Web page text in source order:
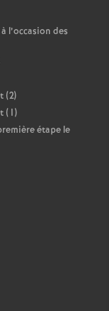
O
é
l’occasion des
(2)
(1)
étape le